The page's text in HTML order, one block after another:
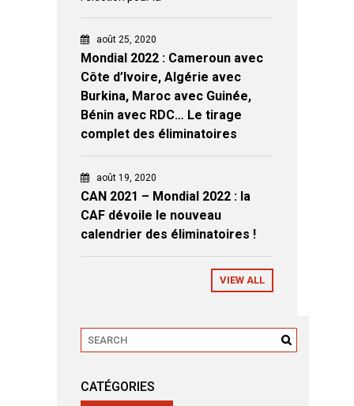
août 25, 2020
Mondial 2022 : Cameroun avec
Côte d’Ivoire, Algérie avec
Burkina, Maroc avec Guinée,
Bénin avec RDC… Le tirage
complet des éliminatoires
août 19, 2020
CAN 2021 – Mondial 2022 : la
CAF dévoile le nouveau
calendrier des éliminatoires !
VIEW ALL
CATÉGORIES